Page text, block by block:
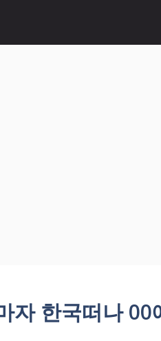
자 한국떠나 00